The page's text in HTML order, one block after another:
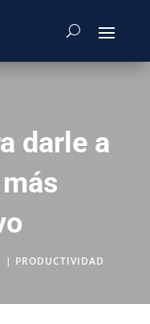
darle a
| PRODUCTIVIDAD